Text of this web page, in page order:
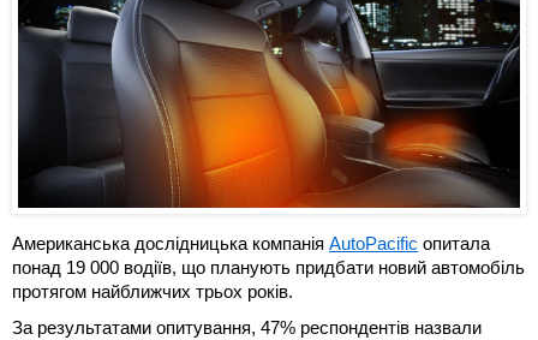
Американська дослідницька компанія AutoPacific опитала
понад 19 000 водіїв, що планують придбати новий автомобіль
протягом найближчих трьох років.
За результатами опитування, 47% респондентів назвали